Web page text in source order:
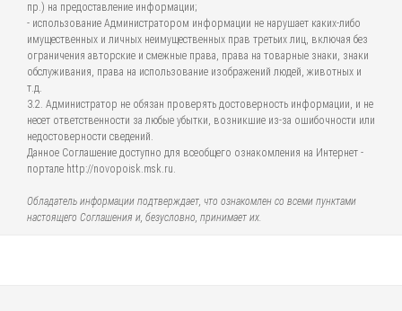
пр.) на предоставление информации;
- использование Администратором информации не нарушает каких-либо
имущественных и личных неимущественных прав третьих лиц, включая без
ограничения авторские и смежные права, права на товарные знаки, знаки
обслуживания, права на использование изображений людей, животных и
т.д.
3.2. Администратор не обязан проверять достоверность информации, и не
несет ответственности за любые убытки, возникшие из-за ошибочности или
недостоверности сведений.
Данное Соглашение доступно для всеобщего ознакомления на Интернет -
портале http://novopoisk.msk.ru.
Обладатель информации подтверждает, что ознакомлен со всеми пунктами
настоящего Соглашения и, безусловно, принимает их.